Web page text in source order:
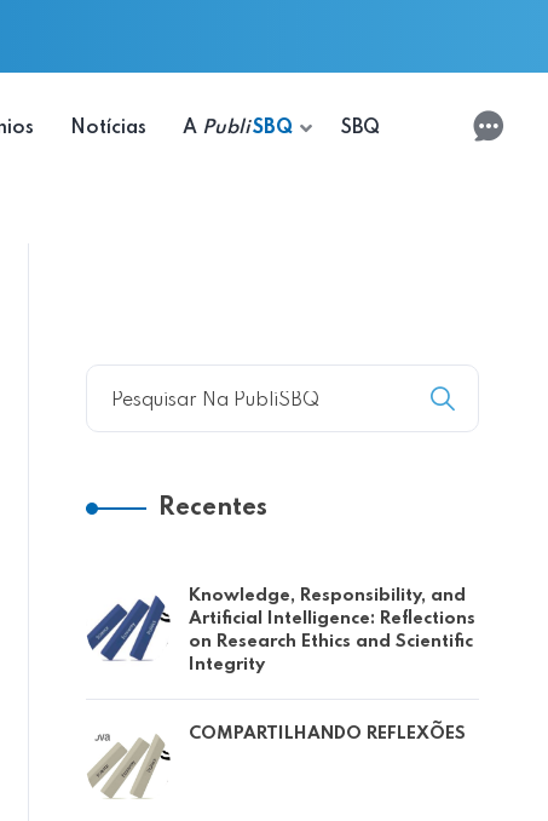
Notícias A PubliSBQ SBQ
Recentes
Knowledge, Responsibility, and
Artificial Intelligence: Reflections
on Research Ethics and Scientific
Integrity
COMPARTILHANDO REFLEXÕES